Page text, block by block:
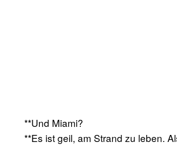
**Und Miami?
**Es ist geil, am Strand zu leben.